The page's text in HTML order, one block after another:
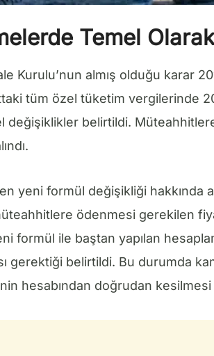
Temel
Kurulu’nun almış olduğu karar
tüm özel tüketim vergilerinde
değişiklikler belirtildi.
yeni formül değişikliği hakkında
ödenmesi gerekilen
formül ile baştan yapılan
gerektiği belirtildi. Bu durumda
hesabından doğrudan kesilmesi